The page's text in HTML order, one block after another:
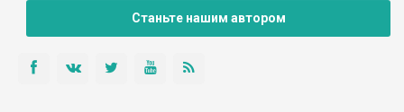
Станьте нашим автором